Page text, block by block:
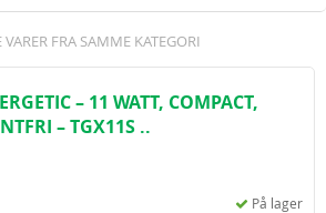
VARER FRA SAMME KATEGORI
– 11 WATT, COMPACT,
– TGX11S ..
På lager